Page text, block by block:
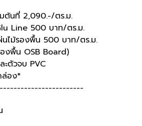
มต้นที่ 2,090.-/ตร.ม.
Line 500 บาท/ตร.ม.
ไม้รองพื้น 500 บาท/ตร.ม.
งพื้น OSB Board)
ตัวจบ PVC
ล่อง*